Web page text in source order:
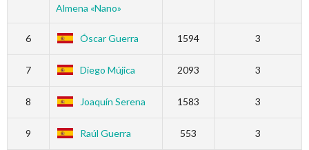
Almena «Nano»
6 Óscar Guerra 1594 3
7 Diego Mújica 2093 3
8 Joaquín Serena 1583 3
9 Raúl Guerra 553 3